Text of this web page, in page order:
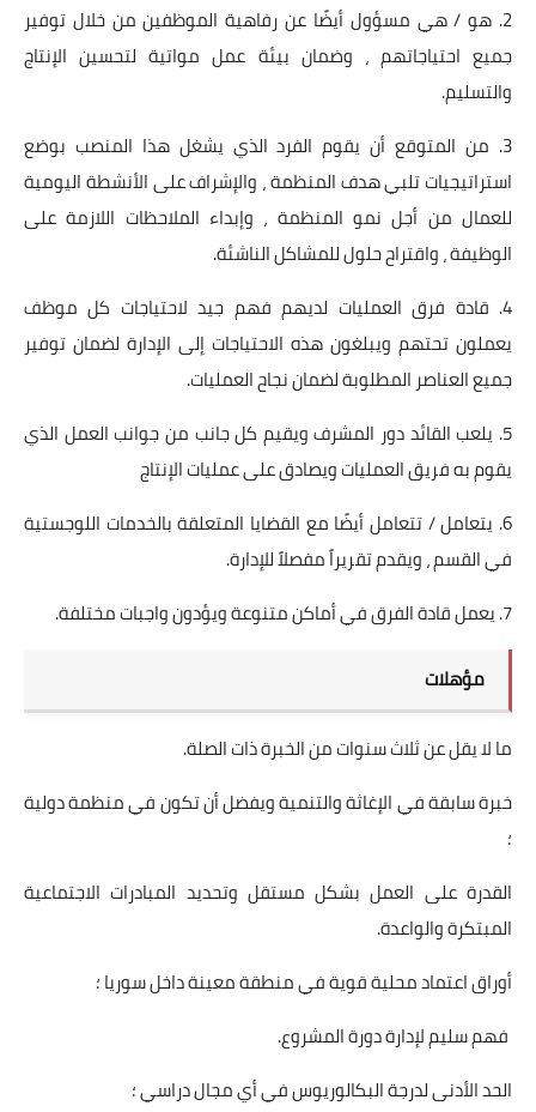
2. هو / هي مسؤول أيضًا عن رفاهية الموظفين من خلال توفير
جميع احتياجاتهم ، وضمان بيئة عمل مواتية لتحسين الإنتاج
والتسليم.
3. من المتوقع أن يقوم الفرد الذي يشغل هذا المنصب بوضع
استراتيجيات تلبي هدف المنظمة ، والإشراف على الأنشطة اليومية
للعمال من أجل نمو المنظمة ، وإبداء الملاحظات اللازمة على
الوظيفة ، واقتراح حلول للمشاكل الناشئة.
4. قادة فرق العمليات لديهم فهم جيد لاحتياجات كل موظف
يعملون تحتهم ويبلغون هذه الاحتياجات إلى الإدارة لضمان توفير
جميع العناصر المطلوبة لضمان نجاح العمليات.
5. يلعب القائد دور المشرف ويقيم كل جانب من جوانب العمل الذي
يقوم به فريق العمليات ويصادق على عمليات الإنتاج
6. يتعامل / تتعامل أيضًا مع القضايا المتعلقة بالخدمات اللوجستية
في القسم ، ويقدم تقريراً مفصلاً للإدارة.
7. يعمل قادة الفرق في أماكن متنوعة ويؤدون واجبات مختلفة.
مؤهلات
ما لا يقل عن ثلاث سنوات من الخبرة ذات الصلة.
خبرة سابقة في الإغاثة والتنمية ويفضل أن تكون في منظمة دولية
؛
القدرة على العمل بشكل مستقل وتحديد المبادرات الاجتماعية
المبتكرة والواعدة.
أوراق اعتماد محلية قوية في منطقة معينة داخل سوريا ؛
فهم سليم لإدارة دورة المشروع.
الحد الأدنى لدرجة البكالوريوس في أي مجال دراسي ؛